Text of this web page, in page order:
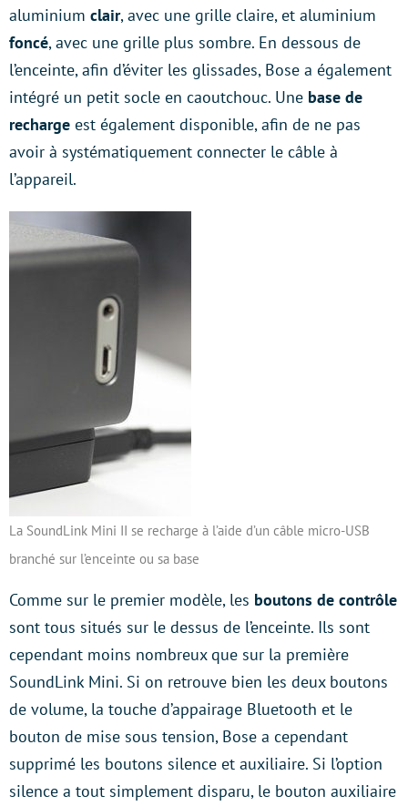
aluminium clair, avec une grille claire, et aluminium
foncé, avec une grille plus sombre. En dessous de
l’enceinte, afin d’éviter les glissades, Bose a également
intégré un petit socle en caoutchouc. Une base de
recharge est également disponible, afin de ne pas
avoir à systématiquement connecter le câble à
l’appareil.
La SoundLink Mini II se recharge à l’aide d’un câble micro-USB
branché sur l’enceinte ou sa base
Comme sur le premier modèle, les boutons de contrôle
sont tous situés sur le dessus de l’enceinte. Ils sont
cependant moins nombreux que sur la première
SoundLink Mini. Si on retrouve bien les deux boutons
de volume, la touche d’appairage Bluetooth et le
bouton de mise sous tension, Bose a cependant
supprimé les boutons silence et auxiliaire. Si l’option
silence a tout simplement disparu, le bouton auxiliaire